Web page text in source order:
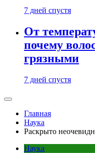
7 дней спустя
От
почему
грязными
7 дней спустя
Главная
Наука
Раскрыто
Наука